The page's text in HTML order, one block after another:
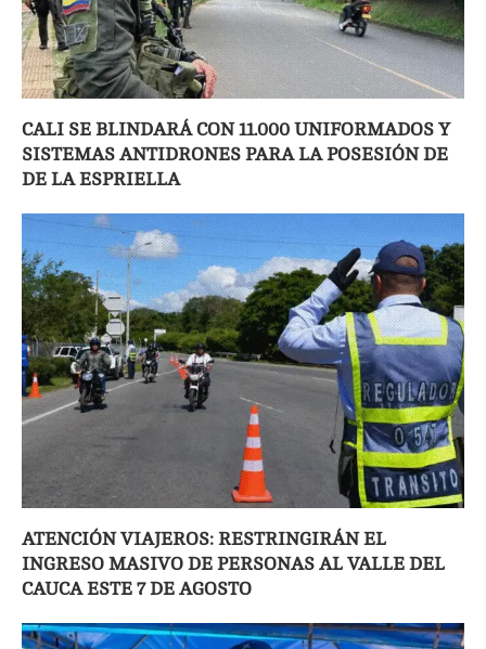
CALI SE BLINDARÁ CON 11.000 UNIFORMADOS Y
SISTEMAS ANTIDRONES PARA LA POSESIÓN DE
DE LA ESPRIELLA
ATENCIÓN VIAJEROS: RESTRINGIRÁN EL
INGRESO MASIVO DE PERSONAS AL VALLE DEL
CAUCA ESTE 7 DE AGOSTO